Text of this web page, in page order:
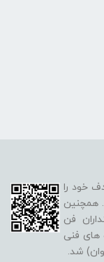
شد و هدف خود را
همچنین
فن
های فنی
شد.